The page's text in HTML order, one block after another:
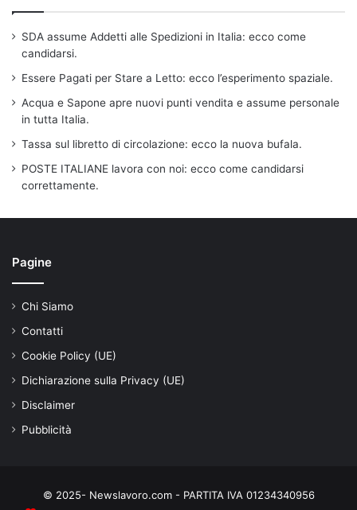
SDA assume Addetti alle Spedizioni in Italia: ecco come
candidarsi.
Essere Pagati per Stare a Letto: ecco l’esperimento spaziale.
Acqua e Sapone apre nuovi punti vendita e assume personale
in tutta Italia.
Tassa sul libretto di circolazione: ecco la nuova bufala.
POSTE ITALIANE lavora con noi: ecco come candidarsi
correttamente.
Pagine
Chi Siamo
Contatti
Cookie Policy (UE)
Dichiarazione sulla Privacy (UE)
Disclaimer
Pubblicità
© 2025- Newslavoro.com - PARTITA IVA 01234340956